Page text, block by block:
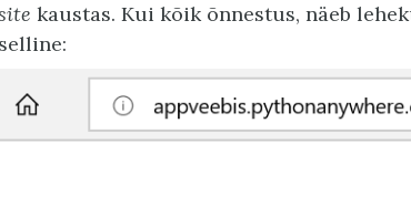
kaustas. Kui kõik õnnestus, näeb